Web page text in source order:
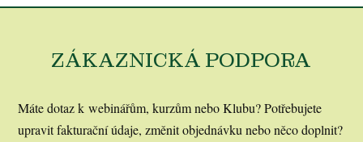
ZÁKAZNICKÁ PODPORA
Máte dotaz k webinářům, kurzům nebo Klubu? Potřebujete
upravit fakturační údaje, změnit objednávku nebo něco doplnit?